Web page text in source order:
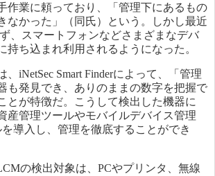
作業に頼っており、「管理下にあるもの
なかった」（同氏）という。しかし最近
、スマートフォンなどさまざまなデバ
持ち込まれ利用されるようになった。
iNetSec Smart Finderによって、「管理
も発見でき、ありのままの数字を把握で
とが特徴だ。こうして検出した機器に
産管理ツールやモバイルデバイス管理
を導入し、管理を徹底することができ
の検出対象は、PCやプリンタ、無線